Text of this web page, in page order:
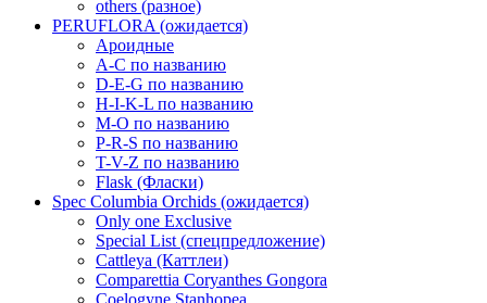
others (разное)
PERUFLORA (ожидается)
Ароидные
A-C по названию
D-E-G по названию
H-I-K-L по названию
M-O по названию
P-R-S по названию
T-V-Z по названию
Flask (Фласки)
Spec Columbia Orchids (ожидается)
Only one Exclusive
Special List (спецпредложение)
Cattleya (Каттлеи)
Comparettia Coryanthes Gongora
Coelogyne Stanhopea